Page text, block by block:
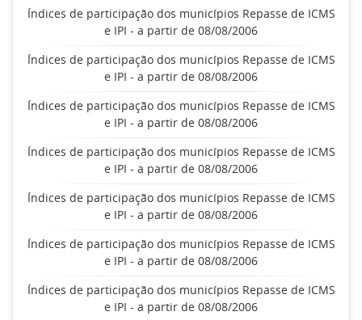
Índices de participação dos municípios Repasse de ICMS
e IPI - a partir de 08/08/2006
Índices de participação dos municípios Repasse de ICMS
e IPI - a partir de 08/08/2006
Índices de participação dos municípios Repasse de ICMS
e IPI - a partir de 08/08/2006
Índices de participação dos municípios Repasse de ICMS
e IPI - a partir de 08/08/2006
Índices de participação dos municípios Repasse de ICMS
e IPI - a partir de 08/08/2006
Índices de participação dos municípios Repasse de ICMS
e IPI - a partir de 08/08/2006
Índices de participação dos municípios Repasse de ICMS
e IPI - a partir de 08/08/2006